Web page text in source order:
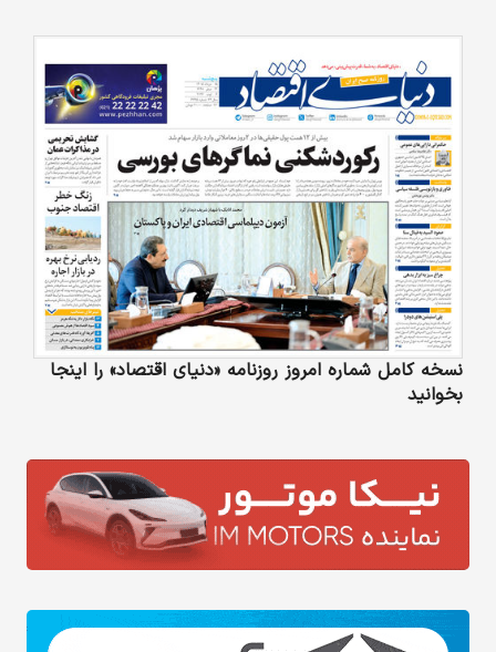
نسخه کامل شماره امروز روزنامه «دنیای‌ اقتصاد» را اینجا
بخوانید